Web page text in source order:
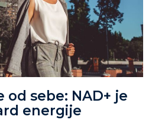
od sebe: NAD+ je
energije